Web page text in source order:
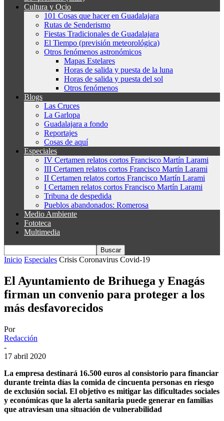
Cultura y Ocio
101 Cosas que hacer en Guadalajara
Rutas de Senderismo
Fiestas Tradicionales de Guadalajara
El Tiempo (previsión meteorológica)
Otros fenómenos astronómicos
Mapas Estelares
Horas de salida y puesta de la luna
Horas de salida y puesta del sol
Otros fenómenos
Blogs
Las Cruces
La Garlopa
Guadalajara a fondo
Reportajes
Cosas de aquí
Especiales
IV Certamen relatos cortos Francisco Martín Larami
III Certamen relatos cortos Francisco Martín Larami
II Certamen relatos cortos Francisco Martín Larami
I Certamen relatos cortos Francisco Martín Larami
Tribuna de despedida
Pueblos abandonados: Romerosa
Medio Ambiente
Fototeca
Multimedia
Inicio Especiales Crisis Coronavirus Covid-19
El Ayuntamiento de Brihuega y Enagás
firman un convenio para proteger a los
más desfavorecidos
Por
Redacción
-
17 abril 2020
La empresa destinará 16.500 euros al consistorio para financiar
durante treinta días la comida de cincuenta personas en riesgo
de exclusión social. El objetivo es mitigar las dificultades sociales
y económicas que la alerta sanitaria puede generar en familias
que atraviesan una situación de vulnerabilidad